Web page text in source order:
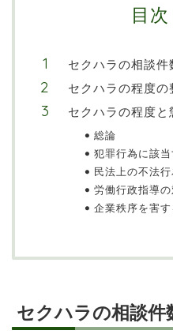
目次
セクハラの相談件
セクハラの程度の
セクハラの程度
総論
犯罪行為に該
民法上の不法
労働行政指導
企業秩序を害
セクハラの相談件